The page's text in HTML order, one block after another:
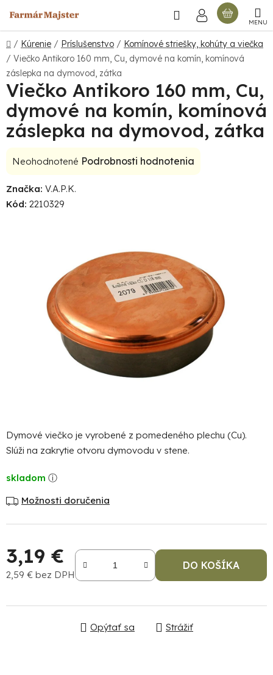
na
obsah
Hľadať
Domov
/ Kúrenie / Príslušenstvo / Komínové striešky, kohúty a viečka
/ Viečko Antikoro 160 mm, Cu, dymové na komín, komínová
záslepka na dymovod, zátka
Dymové viečko je vyrobené z pomedeného plechu (Cu).
Slúži na zakrytie otvoru dymovodu v stene.
skladom
Možnosti doručenia
3,19 €
2,59 € bez DPH
DO KOŠÍKA
Opýtať sa Strážiť
Viečko Antikoro 160 mm, Cu,
dymové na komín, komínová
záslepka na dymovod, zátka
Priemerné
produktu
je
Neohodnotené Podrobnosti hodnotenia
Značka: V.A.P.K.
Kód: 2210329